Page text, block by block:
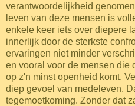
verantwoordelijkheid
leven van deze mensen is
enkele keer iets over diepere
innerlijk door de sterkste
ervaringen niet minder
en vooral voor de mensen die
op z'n minst openheid komt.
diep gevoel van medeleven.
tegemoetkoming. Zonder dat